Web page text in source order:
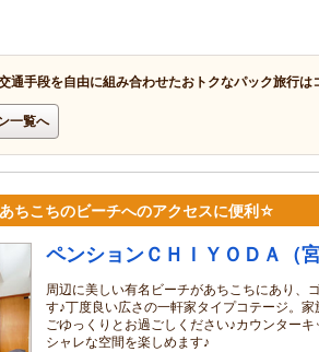
通手段を自由に組み合わせたおトクなパック旅行は
一覧へ
ちこちのビーチへのアクセスに便利☆
ペンションＣＨＩＹＯＤＡ（宮
周辺に美しい有名ビーチがあちこちにあり、
す♪丁度良い広さの一軒家タイプコテージ。
ごゆっくりとお過ごしください♪カウンターキ
シャレな空間を楽しめます♪